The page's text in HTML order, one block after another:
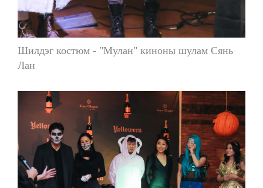
Шилдэг костюм - "Мулан" киноны шулам Сянь
Лан